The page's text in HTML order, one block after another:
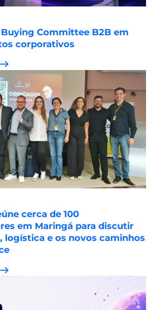
Committee B2B em
corporativos
cerca de 100
em Maringá para discutir
logística e os novos caminhos